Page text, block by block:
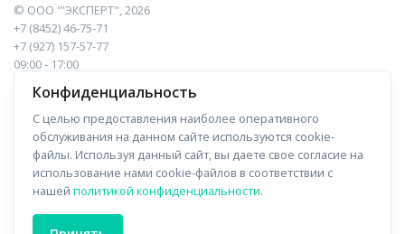
© ООО "'ЭКСПЕРТ", 2026
+7 (8452) 46-75-71
+7 (927) 157-57-77
09:00 - 17:00
410017, Саратов, Пугачева, 10 к1, оф.23
Навигация
Прайс-лист
Отзывы
Информация
О компании
Доставка
Конфиденциальность
С целью предоставления наиболее оперативного
обслуживания на данном сайте используются cookie-
файлы. Используя данный сайт, вы даете свое согласие на
использование нами cookie-файлов в соответствии с
нашей политикой конфиденциальности.